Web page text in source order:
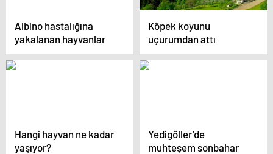
Albino hastalığına
yakalanan hayvanlar
Köpek koyunu
uçurumdan attı
Hangi hayvan ne kadar
yaşıyor?
Yedigöller’de
muhteşem sonbahar